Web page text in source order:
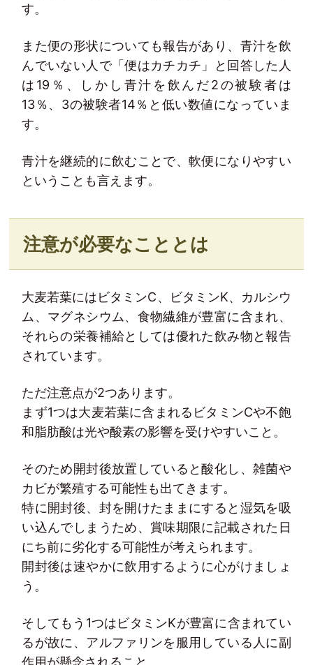
す。
また便の形状についても報告があり、青汁を飲
んでいない人で「便はカチカチ」と回答した人
は19％、しかし青汁を飲んだ2の被験者は
13％、3の被験者14％と低い数値になっていま
す。
青汁を継続的に飲むことで、軟便になりやすい
ということも言えます。
注意が必要なこととは
大麦若葉にはビタミンC、ビタミンK、カルシウ
ム、マグネシウム、食物繊維が豊富に含まれ、
それらの栄養補給としては優れた飲み物と報告
されています。
ただ注意点が2つあります。
まず1つは大麦若葉に含まれるビタミンCや不飽
和脂肪酸は光や酸素の影響を受けやすいこと。
そのため開封後放置していると酸化し、雑菌や
カビが繁殖する可能性も出てきます。
特に開封後、封を開けたままにすると湿気を吸
い込んでしまうため、賞味期限に記載された日
にち前に劣化する可能性が考えられます。
開封後は速やかに飲用するように心がけましょ
う。
そしてもう1つはビタミンKが豊富に含まれてい
るが故に、アルファリンを服用している人に副
作用が懸念されること。